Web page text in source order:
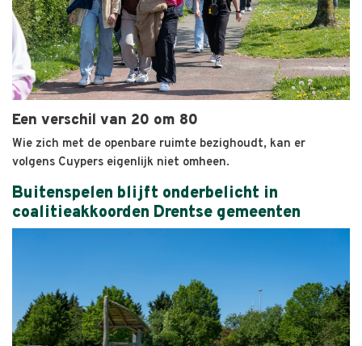
Een verschil van 20 om 80
Wie zich met de openbare ruimte bezighoudt, kan er
volgens Cuypers eigenlijk niet omheen.
Buitenspelen blijft onderbelicht in
coalitieakkoorden Drentse gemeenten